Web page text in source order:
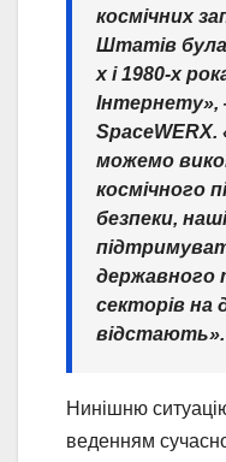
космічних
Штатів була
х і 1980-х
Інтернету»,
SpaceWERX.
можемо
космічного
безпеки,
державного
секторів на
відстають».
Нинішню
веденням